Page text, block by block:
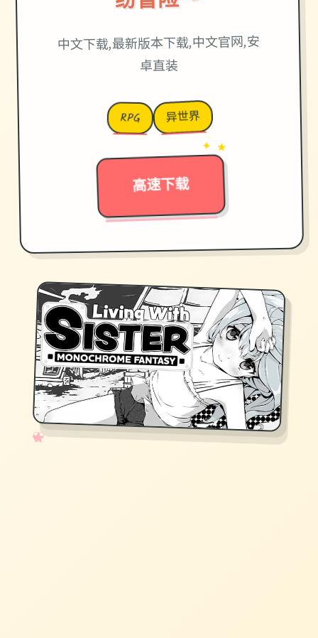
中文下载,最新版本下载,中文官网,安
卓直装
RPG 异世界
高速下载
→
✦ ★
✧
♡
★
♥